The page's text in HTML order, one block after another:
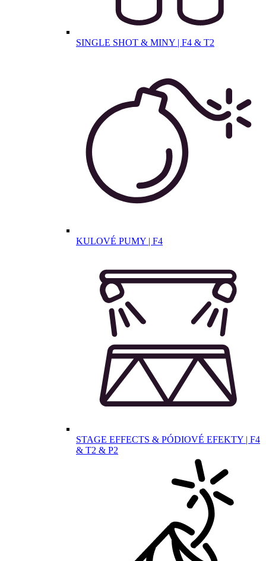
SINGLE SHOT & MINY | F4 & T2
KULOVÉ PUMY | F4
STAGE EFFECTS & PÓDIOVÉ EFEKTY | F4
& T2 & P2